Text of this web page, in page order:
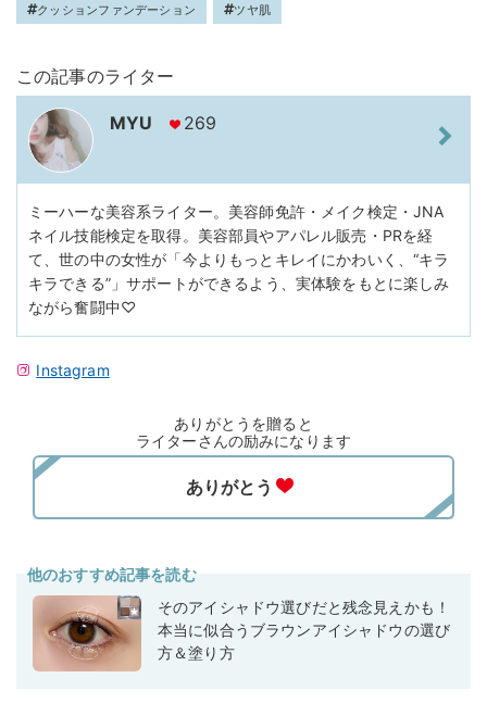
クッションファンデーション ツヤ肌
この記事のライター
MYU 269
ミーハーな美容系ライター。美容師免許・メイク検定・JNA
ネイル技能検定を取得。美容部員やアパレル販売・PRを経
て、世の中の女性が「今よりもっとキレイにかわいく、“キラ
キラできる”」サポートができるよう、実体験をもとに楽しみ
ながら奮闘中♡
Instagram
ありがとうを贈ると
ライターさんの励みになります
他のおすすめ記事を読む
そのアイシャドウ選びだと残念見えかも！
本当に似合うブラウンアイシャドウの選び
方＆塗り方